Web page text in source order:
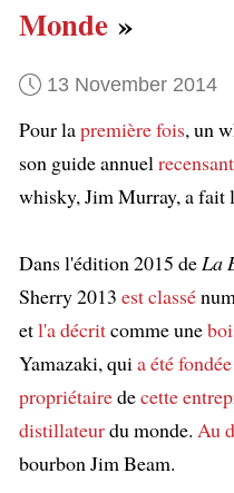
Monde »
13 November 2014
Pour lapremière fois, un
son guide annuelrecensant
whisky, Jim Murray, a fait
Dans l'édition 2015 deLa
Sherry 2013 est classé
etl'a décritcomme une
Yamazaki, quia été fondée
propriétairedecette
distillateurdu monde. Au
bourbon Jim Beam.